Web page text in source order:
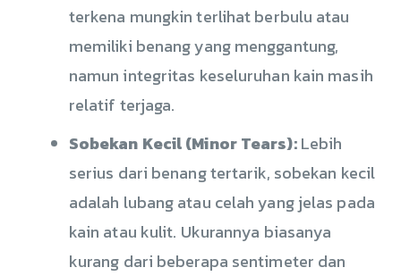
terkena mungkin terlihat berbulu atau
memiliki benang yang menggantung,
namun integritas keseluruhan kain masih
relatif terjaga.
Sobekan Kecil (Minor Tears):Lebih
serius dari benang tertarik, sobekan kecil
adalah lubang atau celah yang jelas pada
kain atau kulit. Ukurannya biasanya
kurang dari beberapa sentimeter dan